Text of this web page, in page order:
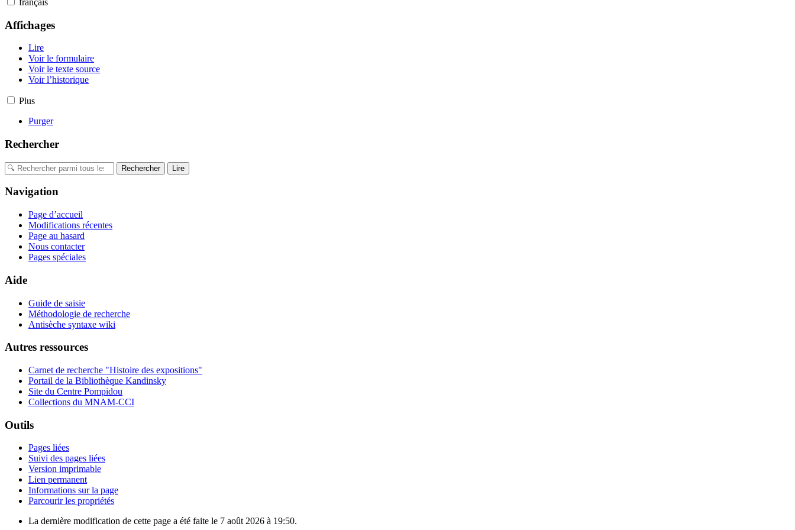
Affichages
Lire
Voir le formulaire
Voir le texte source
Voir l’historique
Plus
Purger
Rechercher
Navigation
Page d’accueil
Modifications récentes
Page au hasard
Nous contacter
Pages spéciales
Aide
Guide de saisie
Méthodologie de recherche
Antisèche syntaxe wiki
Autres ressources
Carnet de recherche "Histoire des expositions"
Portail de la Bibliothèque Kandinsky
Site du Centre Pompidou
Collections du MNAM-CCI
Outils
Pages liées
Suivi des pages liées
Version imprimable
Lien permanent
Informations sur la page
Parcourir les propriétés
La dernière modification de cette page a été faite le 7 août 2026 à 19:50.